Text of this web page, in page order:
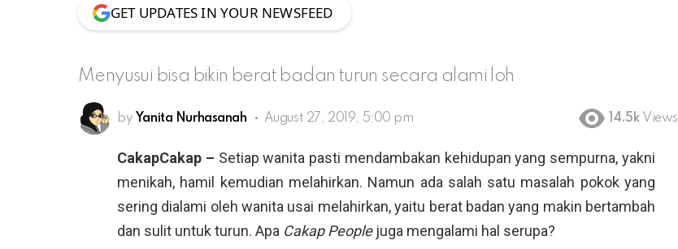
GET UPDATES IN YOUR NEWSFEED
Menyusui bisa bikin berat badan turun secara alami loh
by Yanita Nurhasanah August 27, 2019, 5:00 pm 14.5k Views
CakapCakap – Setiap wanita pasti mendambakan kehidupan yang sempurna, yakni
menikah, hamil kemudian melahirkan. Namun ada salah satu masalah pokok yang
sering dialami oleh wanita usai melahirkan, yaitu berat badan yang makin bertambah
dan sulit untuk turun. Apa Cakap People juga mengalami hal serupa?